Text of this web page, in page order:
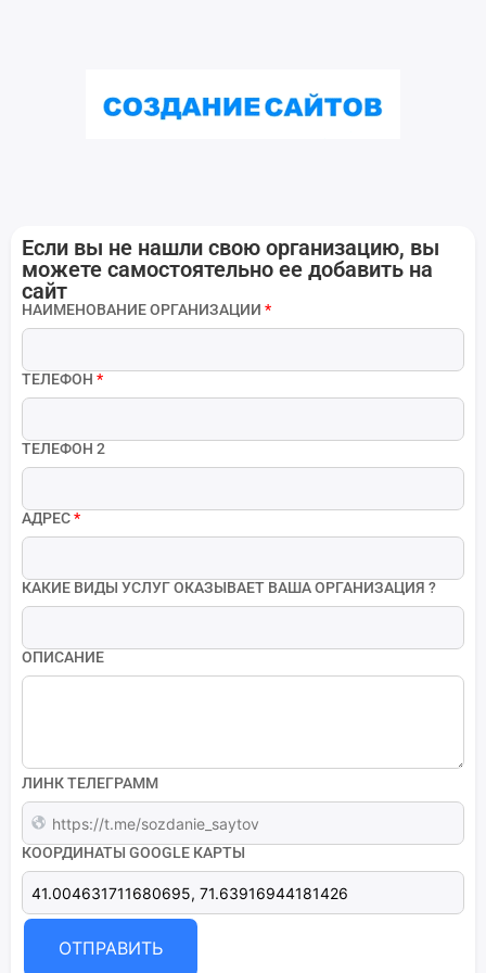
Если вы не нашли свою организацию, вы
можете самостоятельно ее добавить на
сайт
НАИМЕНОВАНИЕ ОРГАНИЗАЦИИ *
ТЕЛЕФОН *
ТЕЛЕФОН 2
АДРЕС*
КАКИЕ ВИДЫ УСЛУГ ОКАЗЫВАЕТ ВАША ОРГАНИЗАЦИЯ ?
ОПИСАНИЕ
ЛИНК ТЕЛЕГРАММ
КООРДИНАТЫ GOOGLE КАРТЫ
ОТПРАВИТЬ